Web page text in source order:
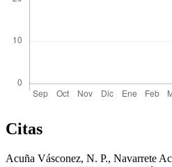
Citas
Acuña Vásconez, N. P., Navarrete